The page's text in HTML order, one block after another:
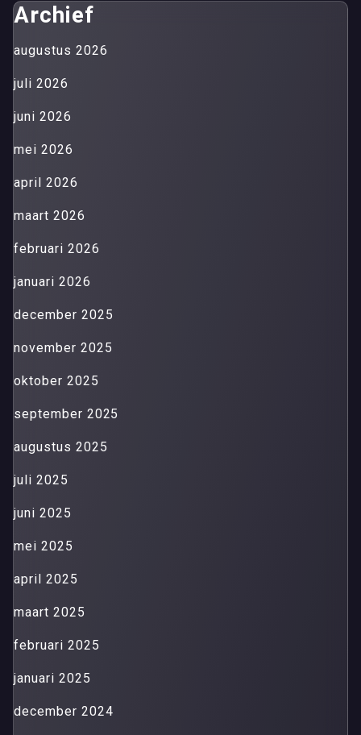
Archief
augustus 2026
juli 2026
juni 2026
mei 2026
april 2026
maart 2026
februari 2026
januari 2026
december 2025
november 2025
oktober 2025
september 2025
augustus 2025
juli 2025
juni 2025
mei 2025
april 2025
maart 2025
februari 2025
januari 2025
december 2024